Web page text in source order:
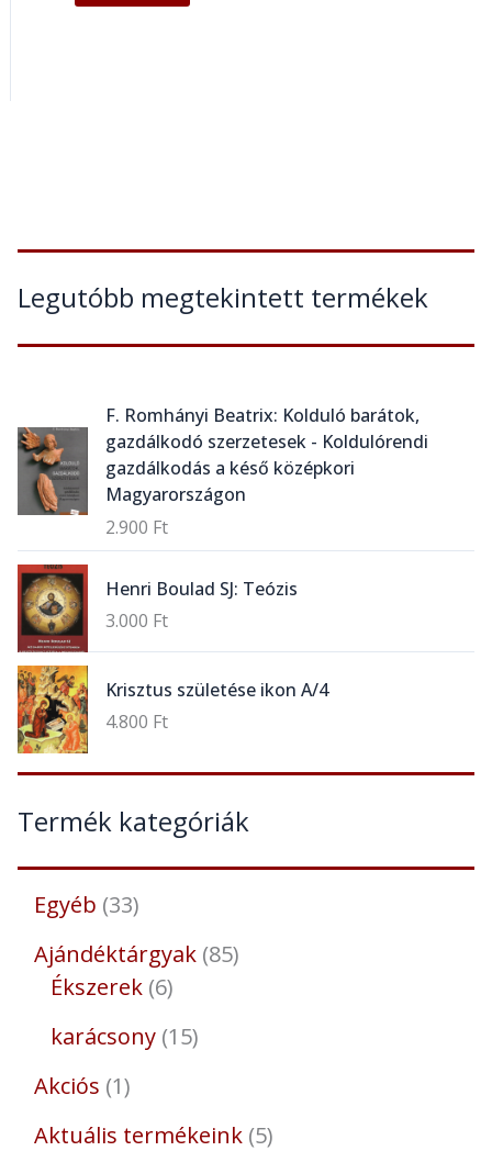
Legutóbb megtekintett termékek
F. Romhányi Beatrix: Kolduló barátok,
gazdálkodó szerzetesek - Koldulórendi
gazdálkodás a késő középkori
Magyarországon
2.900 Ft
Henri Boulad SJ: Teózis
3.000 Ft
Krisztus születése ikon A/4
4.800 Ft
Termék kategóriák
Egyéb 33
Ajándéktárgyak 85
Ékszerek 6
karácsony 15
Akciós 1
Aktuális termékeink 5